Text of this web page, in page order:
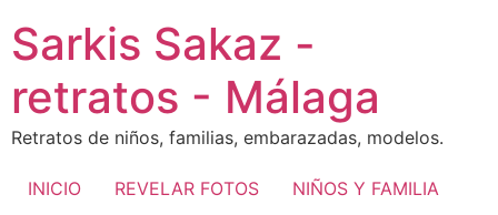
contenido
Sarkis Sakaz -
retratos - Málaga
Retratos de niños, familias, embarazadas, modelos.
INICIO REVELAR FOTOS
NIÑOS Y FAMILIA